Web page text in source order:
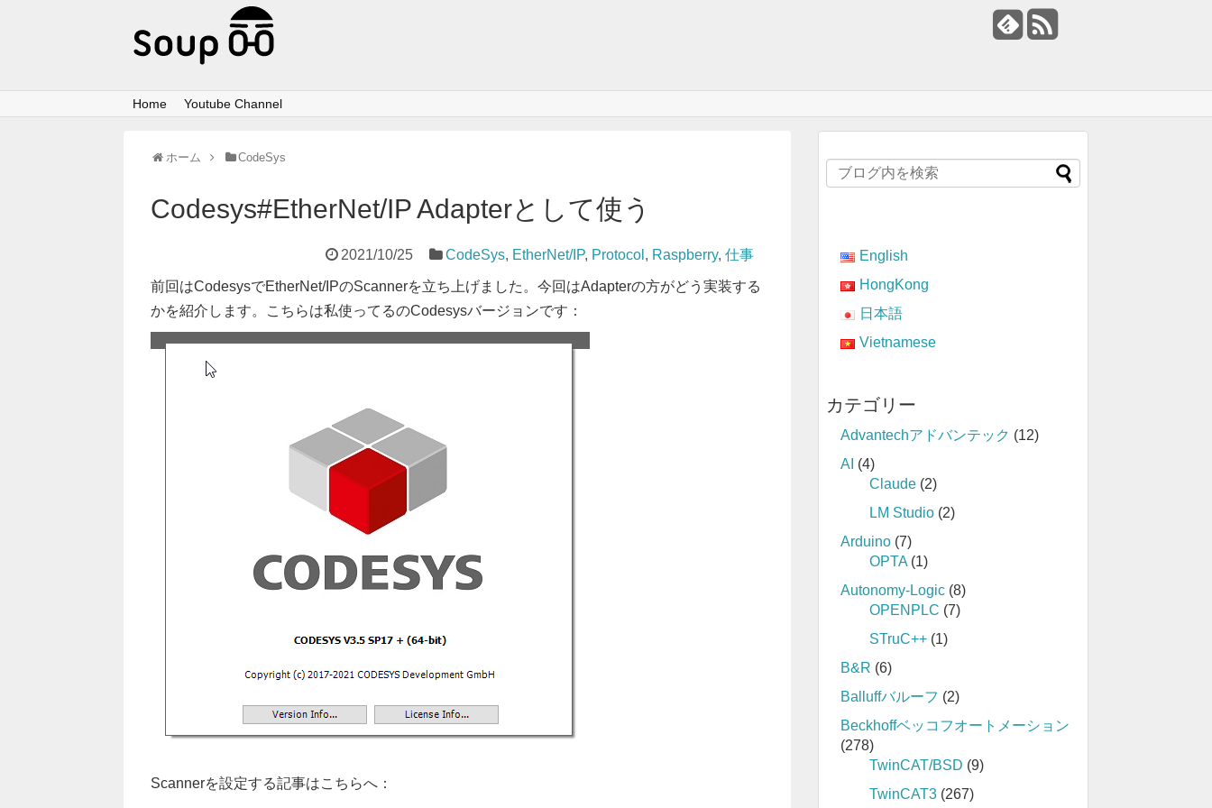
Home Youtube Channel
ホーム CodeSys
Codesys#EtherNet/IP Adapterとして使う
2021/10/25 CodeSys, EtherNet/IP, Protocol , Raspberry, 仕事
前回はCodesysでEtherNet/IPのScannerを立ち上げました。今回はAdapterの方がどう実装する
かを紹介します。こちらは私使ってるのCodesysバージョンです：
Scannerを設定する記事はこちらへ：
English
HongKong
日本語
Vietnamese
カテゴリー
Advantechアドバンテック (12)
AI (4)
Claude (2)
LM Studio (2)
Arduino (7)
OPTA (1)
Autonomy-Logic (8)
OPENPLC (7)
STruC++ (1)
B&R (6)
Balluffバルーフ (2)
Beckhoffベッコフオートメーション
(278)
TwinCAT/BSD (9)
TwinCAT3 (267)